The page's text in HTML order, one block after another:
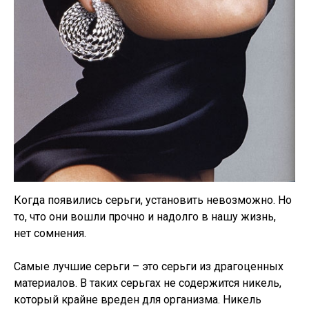
Когда появились серьги, установить невозможно. Но
то, что они вошли прочно и надолго в нашу жизнь,
нет сомнения.
Самые лучшие серьги – это серьги из драгоценных
материалов. В таких серьгах не содержится никель,
который крайне вреден для организма. Никель